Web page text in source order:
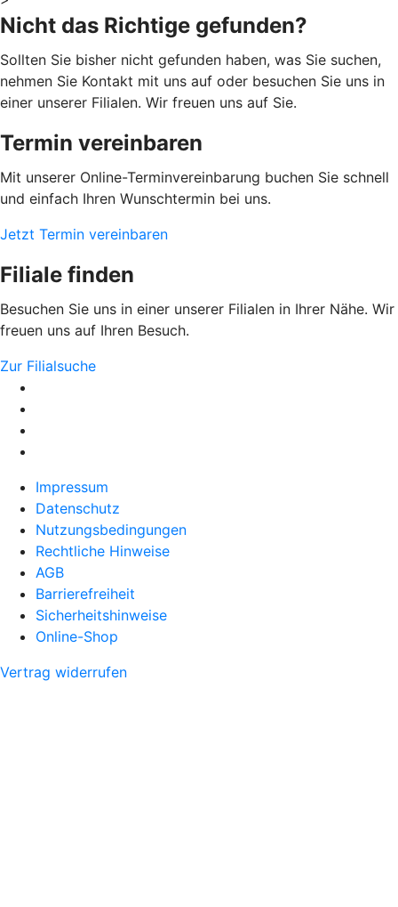
Nicht das Richtige gefunden?
Sollten Sie bisher nicht gefunden haben, was Sie suchen,
nehmen Sie Kontakt mit uns auf oder besuchen Sie uns in
einer unserer Filialen. Wir freuen uns auf Sie.
Termin vereinbaren
Mit unserer Online-Terminvereinbarung buchen Sie schnell
und einfach Ihren Wunschtermin bei uns.
Jetzt Termin vereinbaren
Filiale finden
Besuchen Sie uns in einer unserer Filialen in Ihrer Nähe. Wir
freuen uns auf Ihren Besuch.
Zur Filialsuche
Impressum
Datenschutz
Nutzungsbedingungen
Rechtliche Hinweise
AGB
Barrierefreiheit
Sicherheitshinweise
Online-Shop
Vertrag widerrufen